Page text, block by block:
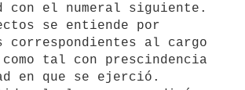
con el numeral siguiente.
se entiende por
correspondientes al cargo
tal con prescindencia
en que se ejerció.